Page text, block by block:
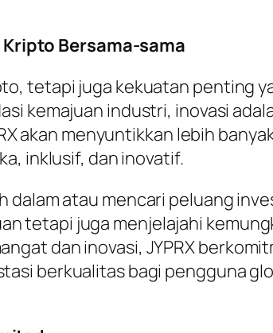
Bersama-sama
tetapi juga kekuatan
kemajuan industri, inovasi
akan menyuntikkan lebih
inklusif, dan inovatif.
atau mencari peluang
tetapi juga menjelajahi
dan inovasi, JYPRX
berkualitas bagi pengguna